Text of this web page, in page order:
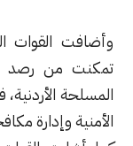
القوات المسلحة
رصد البالونات
فقد تم
مكافحة